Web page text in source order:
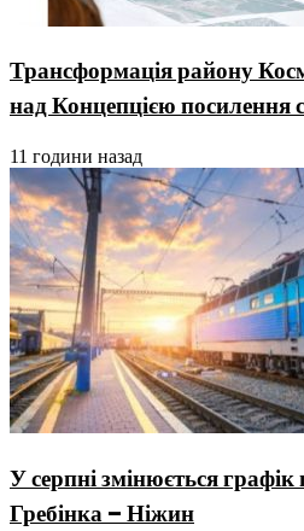
Трансформація району
над Концепцією посилення
11 години назад
У серпні змінюється графік
Гребінка – Ніжин